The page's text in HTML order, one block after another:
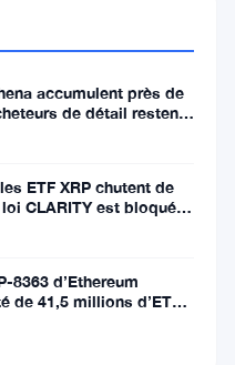
accumulent près de
de détail restent
ETF XRP chutent de
CLARITY est bloquée
8363 d’Ethereum
de 41,5 millions d’ETH